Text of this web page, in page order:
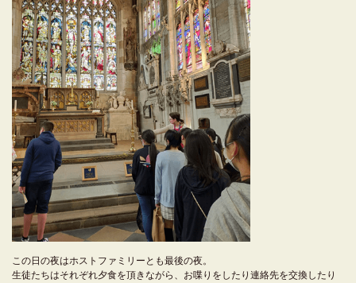
この日の夜はホストファミリーとも最後の夜。
生徒たちはそれぞれ夕食を頂きながら、お喋りをしたり連絡先を交換したり